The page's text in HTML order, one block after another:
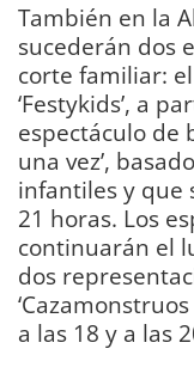
También en la
sucederán dos
corte familiar:
‘Festykids’, a
espectáculo de
una vez’,
infantiles y que
21 horas. Los
continuarán el
dos
‘Cazamonstruos
a las 18 y a las